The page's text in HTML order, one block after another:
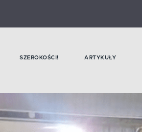
SZEROKOŚCI! ARTYKUŁY